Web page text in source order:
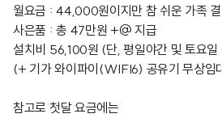
월요금 : 44,000원이지만 참 쉬운 가족
사은품 : 총 47만원 +@ 지급
설치비 56,100원 (단, 평일야간 및 토요
(+ 기가 와이파이(WIFI6) 공유기 무상임
참고로 첫달 요금에는